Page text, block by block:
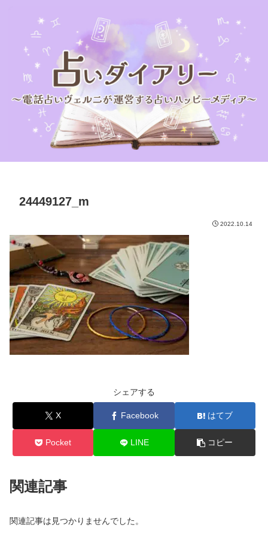
24449127_m
2022.10.14
シェアする
X Facebook はてブ
Pocket LINE コピー
関連記事
関連記事は見つかりませんでした。